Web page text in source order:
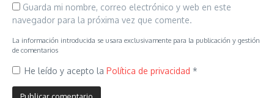
Guarda mi nombre, correo electrónico y web en este
navegador para la próxima vez que comente.
La información introducida se usara exclusivamente para la publicación y gestión
de comentarios
He leído y acepto la Política de privacidad *